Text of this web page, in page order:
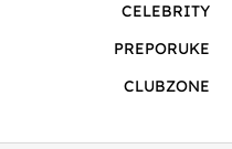
CELEBRITY
PREPORUKE
CLUBZONE